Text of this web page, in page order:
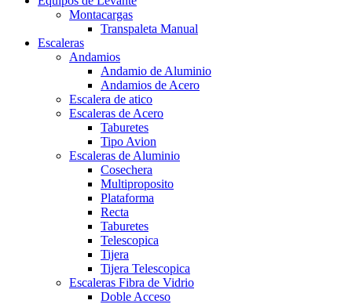
Montacargas
Transpaleta Manual
Escaleras
Andamios
Andamio de Aluminio
Andamios de Acero
Escalera de atico
Escaleras de Acero
Taburetes
Tipo Avion
Escaleras de Aluminio
Cosechera
Multiproposito
Plataforma
Recta
Taburetes
Telescopica
Tijera
Tijera Telescopica
Escaleras Fibra de Vidrio
Doble Acceso